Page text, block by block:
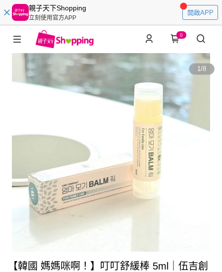
親子天下Shopping
立刻使用官方APP
開啟APP
0
1/8
【韓國 媽媽咪啊！】叮叮舒緩棒 5ml｜伍吉創